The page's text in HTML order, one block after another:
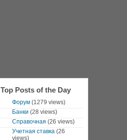
Top Posts of the Day
Форум(1279 views)
Банки (28 views)
Справочная (26 views)
Учетная ставка(26
views)